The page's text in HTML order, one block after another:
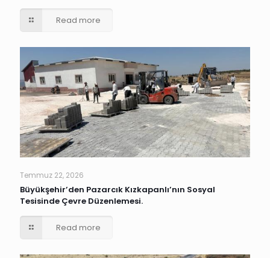
Read more
Temmuz 22, 2026
Büyükşehir’den Pazarcık Kızkapanlı’nın Sosyal
Tesisinde Çevre Düzenlemesi.
Read more